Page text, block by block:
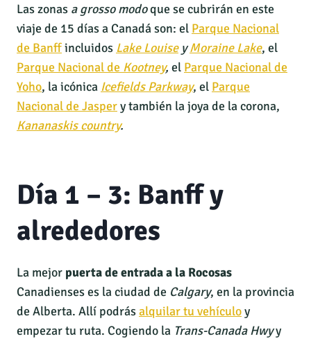
Las zonas a grosso modoque se cubrirán en este
viaje de 15 días a Canadá son: el Parque Nacional
de Banffincluidos Lake LouiseyMoraine Lake, el
Parque Nacional de Kootney, el Parque Nacional de
Yoho, la icónica Icefields Parkway, el Parque
Nacional de Jaspery también la joya de la corona,
Kananaskis country.
Día 1 – 3: Banff y
alrededores
La mejor puerta de entrada a la Rocosas
Canadienses es la ciudad de Calgary, en la provincia
de Alberta. Allí podrásalquilar tu vehículoy
empezar tu ruta. Cogiendo la Trans-Canada Hwyy